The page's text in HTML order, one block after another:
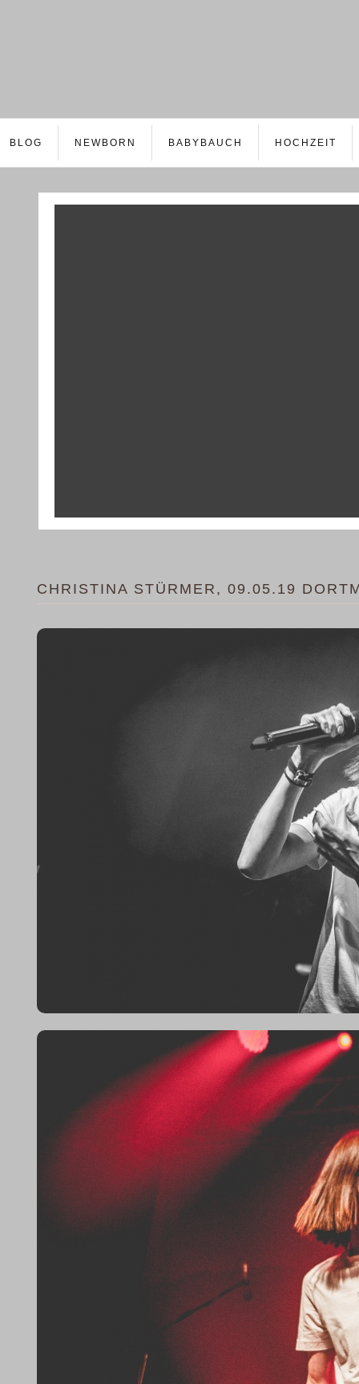
BLOG NEWBORN BABYBAUCH HOCHZEIT
CHRISTINA STÜRMER, 09.05.19